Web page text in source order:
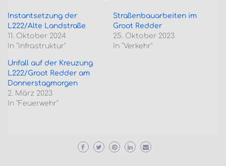
Instantsetzung der
L222/Alte Landstraße
11. Oktober 2024
In "Infrastruktur"
Straßenbauarbeiten im
Groot Redder
25. Oktober 2023
In "Verkehr"
Unfall auf der Kreuzung
L222/Groot Redder am
Donnerstagmorgen
2. März 2023
In "Feuerwehr"